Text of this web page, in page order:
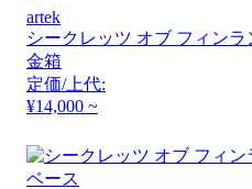
artek
シークレッツ オブ フィン
金箱
定価/上代:
¥14,000 ~